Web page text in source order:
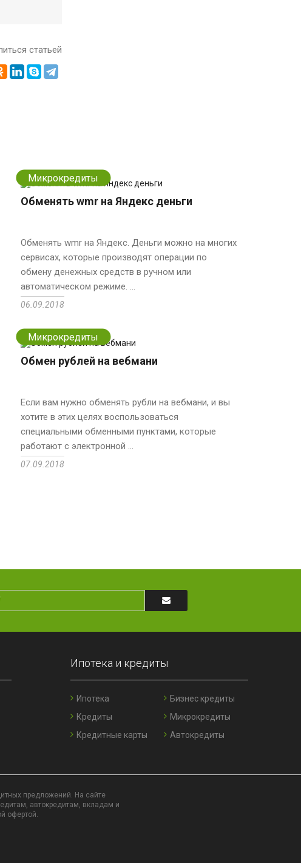
статьей
Микрокредиты
Обменять wmr на Яндекс деньги
Обменять wmr на Яндекс. Деньги можно на многих
сервисах, которые производят операции по
обмену денежных средств в ручном или
автоматическом режиме. ...
06.09.2018
Микрокредиты
Обмен рублей на вебмани
Если вам нужно обменять рубли на вебмани, и вы
хотите в этих целях воспользоваться
специальными обменными пунктами, которые
работают с электронной ...
07.09.2018
Ипотека и кредиты
Ипотека
Кредиты
Кредитные карты
Бизнес кредиты
Микрокредиты
Автокредиты
предложений. На сайте
автокредитам, вкладам и
офертой.